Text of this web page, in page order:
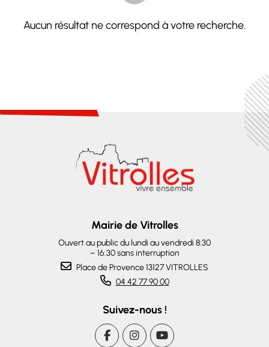
Aucun résultat ne correspond à votre recherche.
Mairie de Vitrolles
Ouvert au public du lundi au vendredi 8:30
– 16:30 sans interruption
Place de Provence 13127 VITROLLES
04 42 77 90 00
Suivez-nous !